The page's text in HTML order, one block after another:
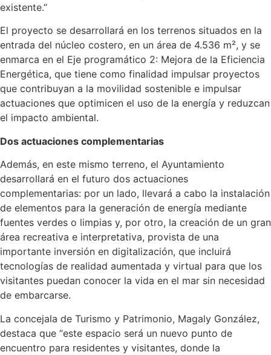
existente.”
El proyecto se desarrollará en los terrenos situados en la
entrada del núcleo costero, en un área de 4.536 m², y se
enmarca en el Eje programático 2: Mejora de la Eficiencia
Energética, que tiene como finalidad impulsar proyectos
que contribuyan a la movilidad sostenible e impulsar
actuaciones que optimicen el uso de la energía y reduzcan
el impacto ambiental.
Dos actuaciones complementarias
Además, en este mismo terreno, el Ayuntamiento
desarrollará en el futuro dos actuaciones
complementarias: por un lado, llevará a cabo la instalación
de elementos para la generación de energía mediante
fuentes verdes o limpias y, por otro, la creación de un gran
área recreativa e interpretativa, provista de una
importante inversión en digitalización, que incluirá
tecnologías de realidad aumentada y virtual para que los
visitantes puedan conocer la vida en el mar sin necesidad
de embarcarse.
La concejala de Turismo y Patrimonio, Magaly González,
destaca que “este espacio será un nuevo punto de
encuentro para residentes y visitantes, donde la